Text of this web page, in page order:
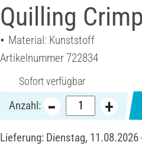
Quilling
Material: Kunststoff
Artikelnummer722834
Sofort verfügbar
Anzahl:
Lieferung: Dienstag,